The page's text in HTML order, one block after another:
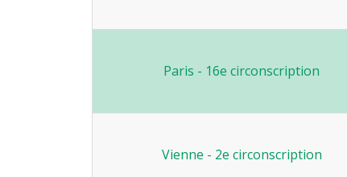
Paris - 16e circonscription
Vienne - 2e circonscription